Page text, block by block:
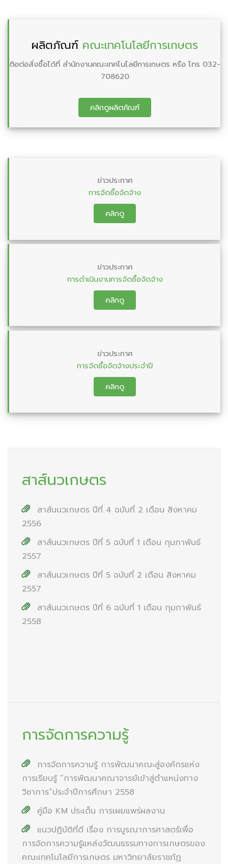
ผลิตภัณฑ์ คณะเทคโนโลยีการเกษตร
ติอต่อสั่งชื้อได้ที่ สำนักงานคณะเทคโนโลยีการเกษตร หรือ โทร 032-
708620
คลิกดูผลิตภัณฑ์
ข่าวประกาศ
การจัดซื้อจัดจ้าง
คลิกดู
ข่าวประกาศ
การดำเนินงานการจัดซื้อจัดจ้าง
คลิกดู
ข่าวประกาศ
การจัดซื้อจัดจ้างประจำปี
คลิกดู
สาส์นวเกษตร
สาส์นนวเกษตร ปีที่ 4 ฉบับที่ 2 เดือน สิงหาคม
2556
สาส์นนวเกษตร ปีที่ 5 ฉบับที่ 1 เดือน กุมภาพันธ์
2557
สาส์นนวเกษตร ปีที่ 5 ฉบับที่ 2 เดือน สิงหาคม
2557
สาส์นนวเกษตร ปีที่ 6 ฉบับที่ 1 เดือน กุมภาพันธ์
2558
การจัดการความรู้
การจัดการความรู้ การพัฒนาคณะสู่องค์กรแห่ง
การเรียนรู้ “การพัฒนาคณาจารย์เข้าสู่ตำแหน่งทาง
วิชาการ”ประจำปีการศึกษา 2558
คู่มือ KM ประเด็น การเผยแพร่ผลงาน
แนวปฏิบัติที่ดี เรื่อง การบูรณาการศาสตร์เพื่อ
การจัดการความรู้แหล่งวัฒนธรรมทางการเกษตรของ
คณะเทคโนโลยีการเกษตร มหาวิทยาลัยราชภัฏ